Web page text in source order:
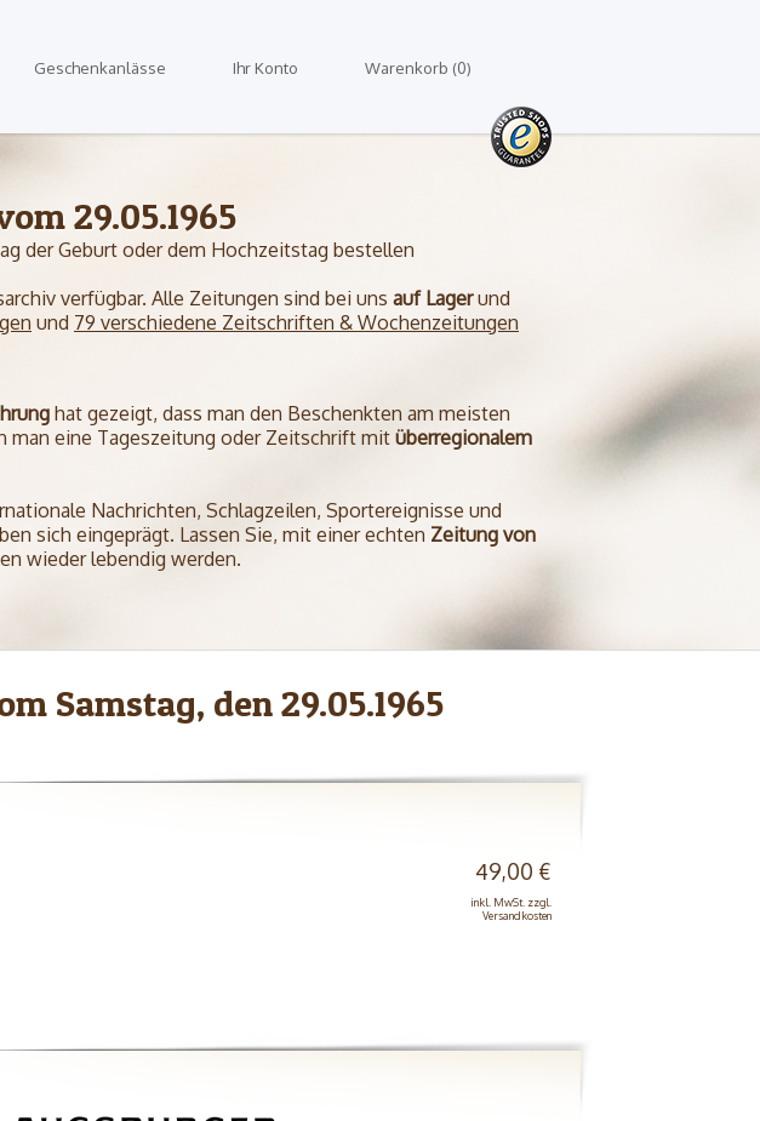
Geschenkanlässe Ihr Konto Warenkorb (0)
29.05.1965
der Geburt oder dem Hochzeitstag bestellen
verfügbar. Alle Zeitungen sind bei uns auf Lagerund
und 79 verschiedene Zeitschriften & Wochenzeitungen
hat gezeigt, dass man den Beschenkten am meisten
man eine Tageszeitung oder Zeitschrift mit überregionalem
Nachrichten, Schlagzeilen, Sportereignisse und
sich eingeprägt. Lassen Sie, mit einer echten Zeitung von
wieder lebendig werden.
Samstag, den 29.05.1965
49,00 €
inkl. MwSt. zzgl.
Versandkosten